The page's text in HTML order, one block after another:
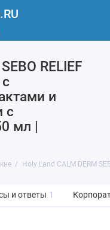
RELIEF
и
с
мл |
Holy Land CALM DERM
и ответы 1